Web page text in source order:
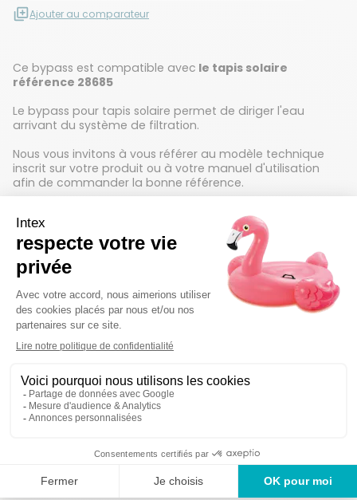
Ajouter au comparateur
Ce bypass est compatible avec le tapis solaire
référence 28685
Le bypass pour tapis solaire permet de diriger l'eau
arrivant du système de filtration.
Nous vous invitons à vous référer au modèle technique
inscrit sur votre produit ou à votre manuel d'utilisation
afin de commander la bonne référence.
Détails techniques
Un service en France